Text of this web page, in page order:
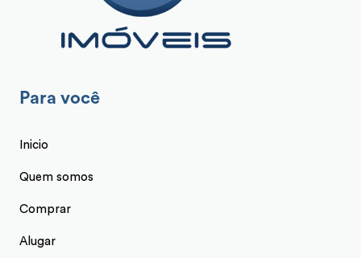
Para você
Inicio
Quem somos
Comprar
Alugar